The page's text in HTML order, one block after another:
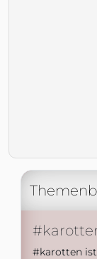
#karotten ist